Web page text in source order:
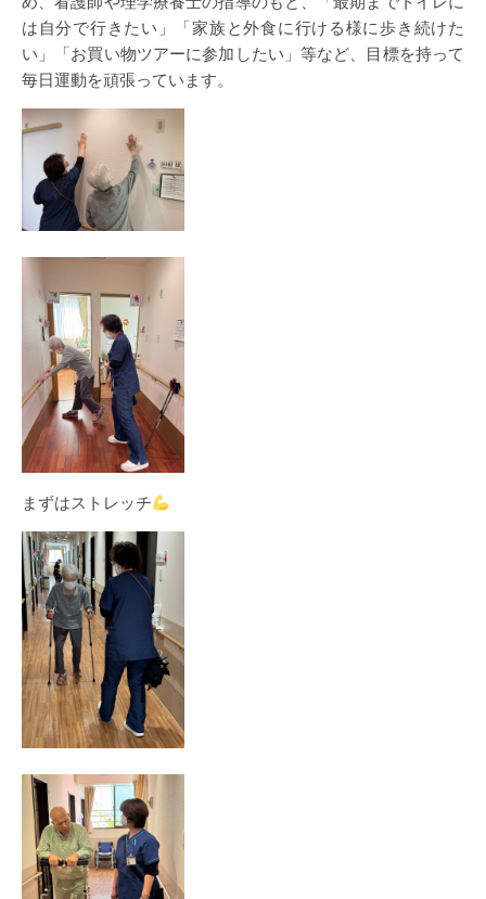
は自分で行きたい」「家族と外食に行ける様に歩き続けた
い」「お買い物ツアーに参加したい」等など、目標を持って
毎日運動を頑張っています。
まずはストレッチ